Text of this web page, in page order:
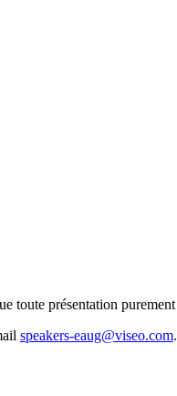
toute présentation
speakers-eaug@viseo.com.